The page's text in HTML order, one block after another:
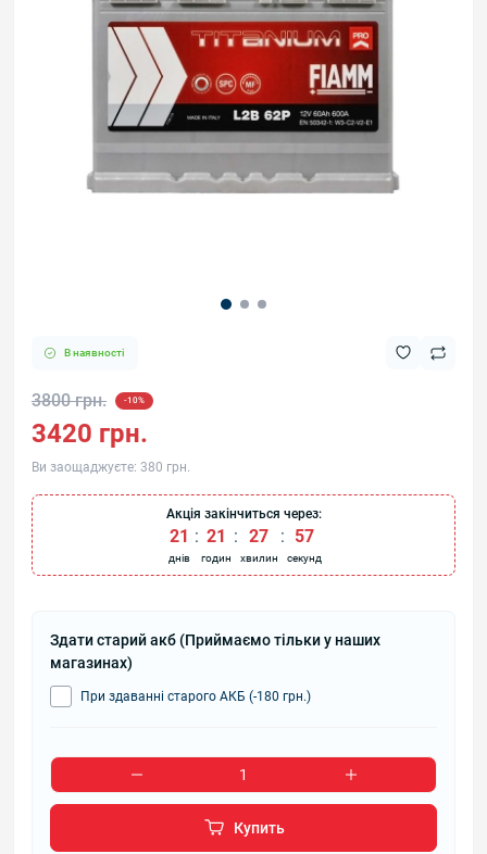
В наявності
3800 грн. -10%
3420 грн.
Ви заощаджуєте: 380 грн.
Акція закінчиться через:
21
днів
21
годин
27
хвилин
57
секунд
Здати старий акб (Приймаємо тільки у наших
магазинах)
При здаванні старого АКБ (-180 грн.)
Купить